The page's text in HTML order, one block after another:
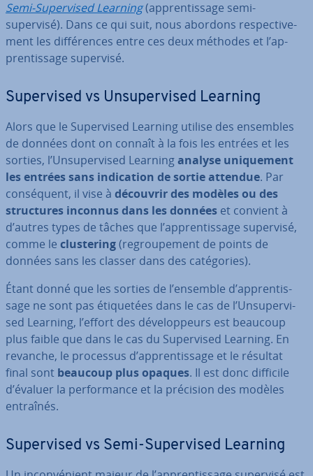
Semi-Su­per­vi­sed Learning(ap­pren­tis­sage semi-
supervisé). Dans ce qui suit, nous abordons res­pec­ti­ve­
ment les dif­fé­rences entre ces deux méthodes et l’ap­
pren­tis­sage supervisé.
Su­per­vi­sed vs Un­su­per­vi­sed Learning
Alors que le Su­per­vi­sed Learning utilise des ensembles
de données dont on connaît à la fois les entrées et les
sorties, l’Un­su­per­vi­sed Learninganalyse uni­que­ment
les entrées sans in­di­ca­tion de sortie attendue. Par
con­sé­quent, il vise à découvrir des modèles ou des
struc­tures inconnus dans les données et convient à
d’autres types de tâches que l’ap­pren­tis­sage supervisé,
comme le clus­te­ring(re­grou­pe­ment de points de
données sans les classer dans des ca­té­go­ries).
Étant donné que les sorties de l’ensemble d’ap­pren­tis­
sage ne sont pas éti­que­tées dans le cas de l’Un­su­per­vi­
sed Learning, l’effort des dé­ve­lop­peurs est beaucoup
plus faible que dans le cas du Su­per­vi­sed Learning. En
revanche, le processus d’ap­pren­tis­sage et le résultat
final sont beaucoup plus opaques. Il est donc difficile
d’évaluer la per­for­mance et la précision des modèles
entraînés.
Su­per­vi­sed vs Semi-Su­per­vi­sed Learning